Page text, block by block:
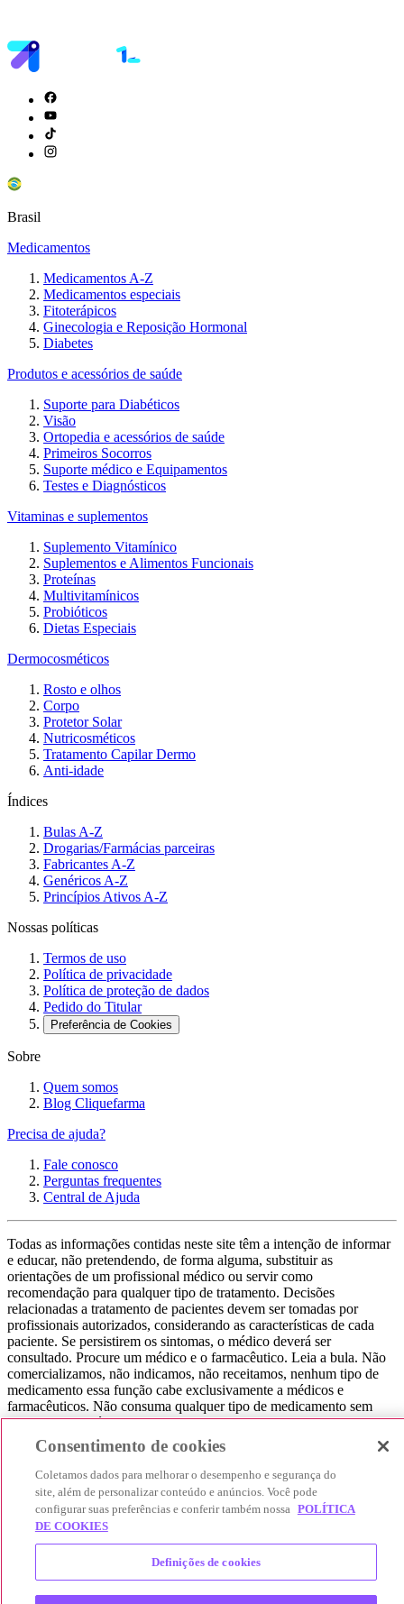
Brasil
Medicamentos
Medicamentos A-Z
Medicamentos especiais
Fitoterápicos
Ginecologia e Reposição Hormonal
Diabetes
Produtos e acessórios de saúde
Suporte para Diabéticos
Visão
Ortopedia e acessórios de saúde
Primeiros Socorros
Suporte médico e Equipamentos
Testes e Diagnósticos
Vitaminas e suplementos
Suplemento Vitamínico
Suplementos e Alimentos Funcionais
Proteínas
Multivitamínicos
Probióticos
Dietas Especiais
Dermocosméticos
Rosto e olhos
Corpo
Protetor Solar
Nutricosméticos
Tratamento Capilar Dermo
Anti-idade
Índices
Bulas A-Z
Drogarias/Farmácias parceiras
Fabricantes A-Z
Genéricos A-Z
Princípios Ativos A-Z
Nossas políticas
Termos de uso
Política de privacidade
Política de proteção de dados
Pedido do Titular
Preferência de Cookies
Sobre
Quem somos
Blog Cliquefarma
Precisa de ajuda?
Fale conosco
Perguntas frequentes
Central de Ajuda
Todas as informações contidas neste site têm a intenção de informar
e educar, não pretendendo, de forma alguma, substituir as
orientações de um profissional médico ou servir como
recomendação para qualquer tipo de tratamento. Decisões
relacionadas a tratamento de pacientes devem ser tomadas por
profissionais autorizados, considerando as características de cada
paciente. Se persistirem os sintomas, o médico deverá ser
consultado. Procure um médico e o farmacêutico. Leia a bula. Não
comercializamos, não indicamos, não receitamos, nenhum tipo de
medicamento essa função cabe exclusivamente a médicos e
farmacêuticos. Não consuma qualquer tipo de medicamento sem
consultar seu médico. Não somos uma loja ou marketplace, ou seja,
não realizamos a venda de medicamentos, apenas contribuímos para
que você encontre o preço mais barato, comparando os preços de
produtos farmacêuticos. Contribuímos e damos auxílio para que sua
experiência seja bem-sucedida, mas a finalização da compra
acontece nos sites das nossas lojas parceiras.
© 2025 Afya Participações S.A. - todos os direitos reservados.
Alameda Lorena, 269 - Jardim Paulista - São Paulo / SP - CEP.:
01424-001 - CNPJ 23.399.329/0002-53.
Consentimento de cookies
Coletamos dados para melhorar o desempenho e segurança do
site, além de personalizar conteúdo e anúncios. Você pode
configurar suas preferências e conferir também nossa POLÍTICA
DE COOKIES
Definições de cookies